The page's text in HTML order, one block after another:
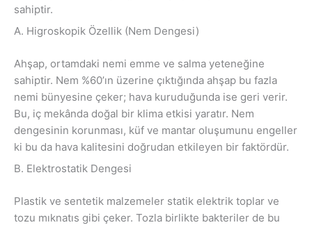
sahiptir.
A. Higroskopik Özellik (Nem Dengesi)
Ahşap, ortamdaki nemi emme ve salma yeteneğine
sahiptir. Nem %60’ın üzerine çıktığında ahşap bu fazla
nemi bünyesine çeker; hava kuruduğunda ise geri verir.
Bu, iç mekânda doğal bir klima etkisi yaratır. Nem
dengesinin korunması, küf ve mantar oluşumunu engeller
ki bu da hava kalitesini doğrudan etkileyen bir faktördür.
B. Elektrostatik Dengesi
Plastik ve sentetik malzemeler statik elektrik toplar ve
tozu mıknatıs gibi çeker. Tozla birlikte bakteriler de bu